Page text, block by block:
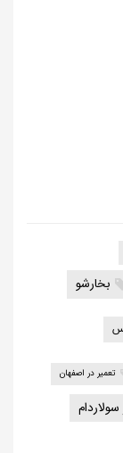
بخارشو
تعمیر در اصفهان